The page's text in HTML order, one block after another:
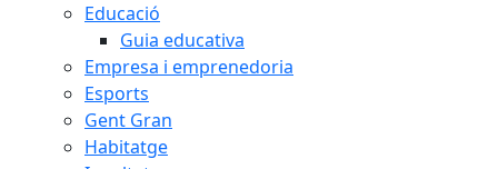
Educació
Guia educativa
Empresa i emprenedoria
Esports
Gent Gran
Habitatge